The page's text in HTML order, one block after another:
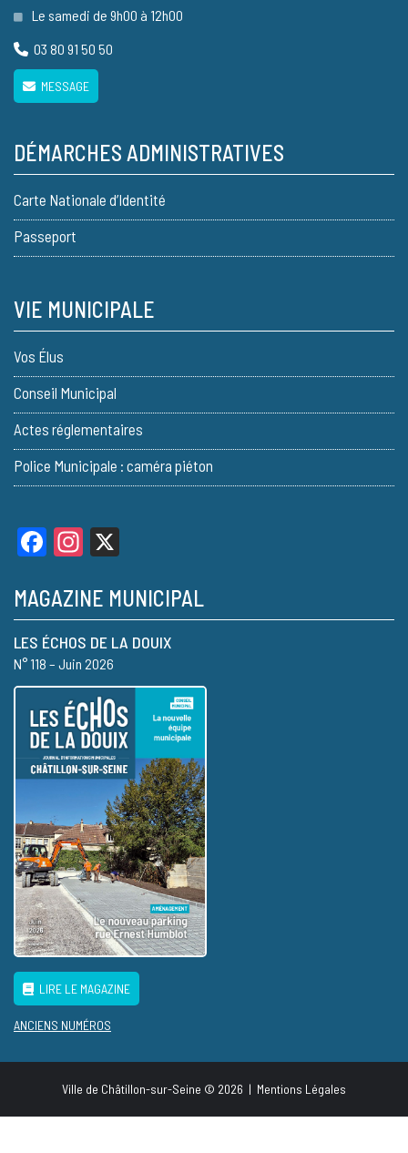
Le samedi de 9h00 à 12h00
03 80 91 50 50
MESSAGE
DÉMARCHES ADMINISTRATIVES
Carte Nationale d’Identité
Passeport
VIE MUNICIPALE
Vos Élus
Conseil Municipal
Actes réglementaires
Police Municipale : caméra piéton
FacebookInstagram
MAGAZINE MUNICIPAL
LES ÉCHOS DE LA DOUIX
N° 118 – Juin 2026
LIRE LE MAGAZINE
ANCIENS NUMÉROS
Ville de Châtillon-sur-Seine © 2026 | Mentions Légales